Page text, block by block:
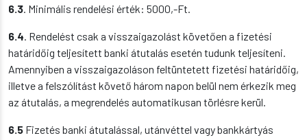
6.3. Minimális rendelési érték: 5000,-Ft.
6.4. Rendelést csak a visszaigazolást követően a fizetési
határidőig teljesített banki átutalás esetén tudunk teljesíteni.
Amennyiben a visszaigazoláson feltüntetett fizetési határidőig,
illetve a felszólítást követő három napon belül nem érkezik meg
az átutalás, a megrendelés automatikusan törlésre kerül.
6.5 Fizetés banki átutalással, utánvéttel vagy bankkártyás